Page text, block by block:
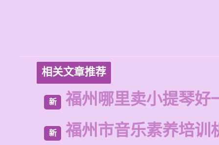
相关文章推荐
新 福州哪里卖小提琴好
新 福州市音乐素养培训